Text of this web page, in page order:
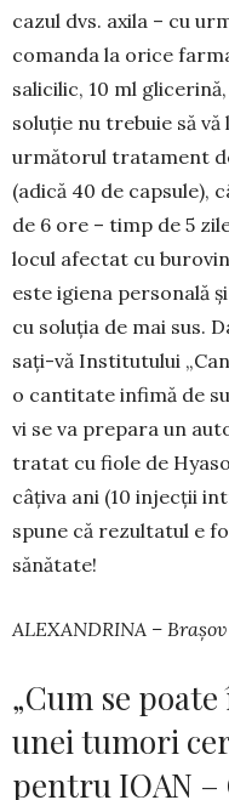
cazul dvs. axila – cu
comanda la orice
salicilic, 10 ml
soluție nu tre­buie să
ur­mătorul tratament
(adică 40 de capsu­le),
de 6 ore – timp de 5
locul afectat cu
este igiena personală
cu so­luția de mai sus.
sați-vă Institu­tului
o can­titate infimă de
vi se va prepara un
tratat cu fiole de
câțiva ani (10 injecții
spu­ne că rezultatul e
sănătate!
ALEXANDRINA – Brașov
„Cum se
unei tumori
pentru IOAN –